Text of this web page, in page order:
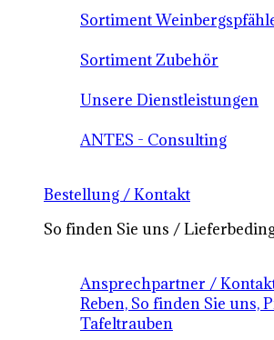
Sortiment
Sortiment Zubehör
Unsere Dienstleistungen
ANTES - Consulting
Bestellung / Kontakt
So finden Sie uns /
Ansprechpartner /
Reben, So finden Sie uns,
Tafeltrauben